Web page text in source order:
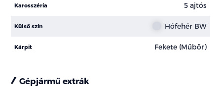
Karosszéria 5 ajtós
Külső szín Hófehér BW
Kárpit Fekete (Műbőr)
Gépjármű extrák